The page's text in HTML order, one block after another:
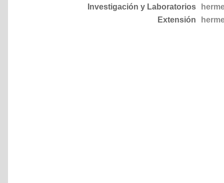
Investigación y Laboratorios
Extensión